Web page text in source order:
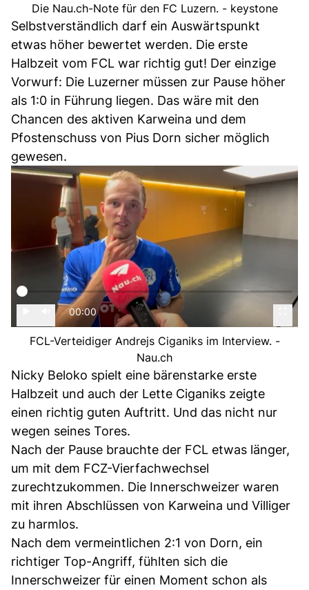
Die Nau.ch-Note für den FC Luzern. - keystone
Selbstverständlich darf ein Auswärtspunkt
etwas höher bewertet werden. Die erste
Halbzeit vom FCL war richtig gut! Der einzige
Vorwurf: Die Luzerner müssen zur Pause höher
als 1:0 in Führung liegen. Das wäre mit den
Chancen des aktiven Karweina und dem
Pfostenschuss von Pius Dorn sicher möglich
gewesen.
00:00
FCL-Verteidiger Andrejs Ciganiks im Interview. -
Nau.ch
Nicky Beloko spielt eine bärenstarke erste
Halbzeit und auch der Lette Ciganiks zeigte
einen richtig guten Auftritt. Und das nicht nur
wegen seines Tores.
Nach der Pause brauchte der FCL etwas länger,
um mit dem FCZ-Vierfachwechsel
zurechtzukommen. Die Innerschweizer waren
mit ihren Abschlüssen von Karweina und Villiger
zu harmlos.
Nach dem vermeintlichen 2:1 von Dorn, ein
richtiger Top-Angriff, fühlten sich die
Innerschweizer für einen Moment schon als